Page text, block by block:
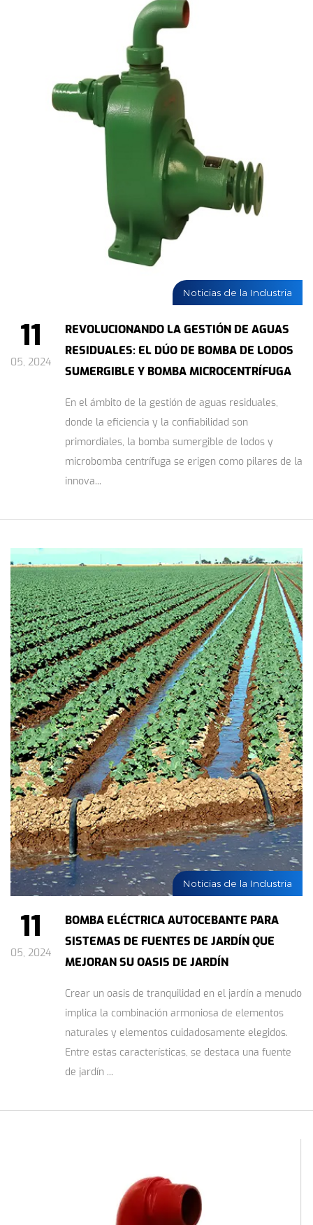
Noticias de la Industria
11
05, 2024
REVOLUCIONANDO LA GESTIÓN DE AGUAS
RESIDUALES: EL DÚO DE BOMBA DE LODOS
SUMERGIBLE Y BOMBA MICROCENTRÍFUGA
En el ámbito de la gestión de aguas residuales,
donde la eficiencia y la confiabilidad son
primordiales, la bomba sumergible de lodos y
microbomba centrífuga se erigen como pilares de la
innova...
Noticias de la Industria
11
05, 2024
BOMBA ELÉCTRICA AUTOCEBANTE PARA
SISTEMAS DE FUENTES DE JARDÍN QUE
MEJORAN SU OASIS DE JARDÍN
Crear un oasis de tranquilidad en el jardín a menudo
implica la combinación armoniosa de elementos
naturales y elementos cuidadosamente elegidos.
Entre estas características, se destaca una fuente
de jardín ...